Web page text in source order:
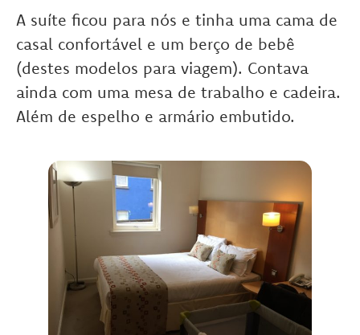
A suíte ficou para nós e tinha uma cama de
casal confortável e um berço de bebê
(destes modelos para viagem). Contava
ainda com uma mesa de trabalho e cadeira.
Além de espelho e armário embutido.